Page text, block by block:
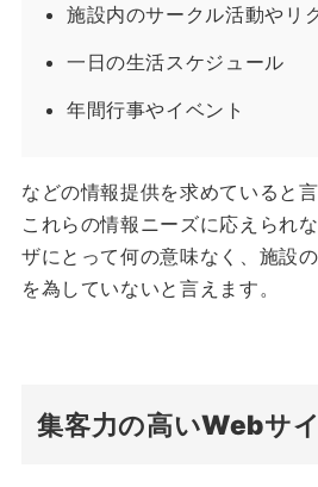
施設内のサークル活動やリ
一日の生活スケジュール
年間行事やイベント
などの情報提供を求めていると言
これらの情報ニーズに応えられ
ザにとって何の意味なく、施設
を為していないと言えます。
集客力の高いWebサ